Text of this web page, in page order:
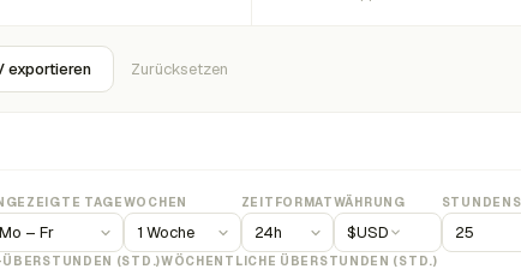
exportieren Zurücksetzen
TAGEWOCHEN ZEITFORMATWÄHRUNG
$USD
(STD.)WÖCHENTLICHE ÜBERSTUNDEN (STD.)